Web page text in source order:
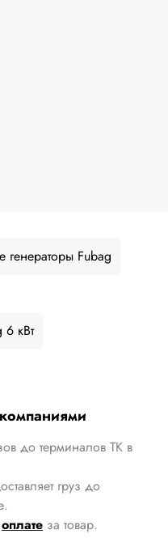
генераторы Fubag
6 кВт
до терминалов ТК в
груз до
оплате за товар.